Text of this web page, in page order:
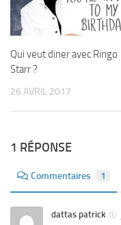
Qui veut diner avec Ringo
Starr ?
26 AVRIL 2017
1 RÉPONSE
Commentaires 1
dattas patrick